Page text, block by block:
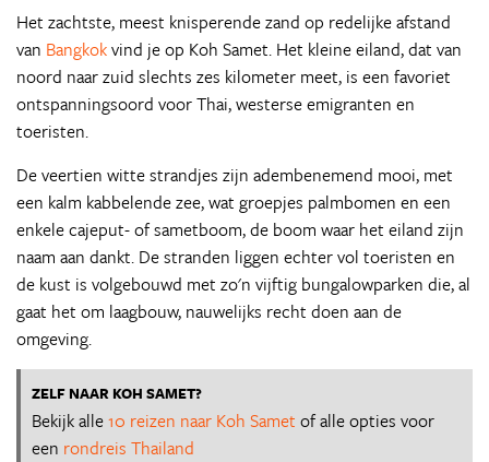
Het zachtste, meest knisperende zand op redelijke afstand
van Bangkokvind je op Koh Samet. Het kleine eiland, dat van
noord naar zuid slechts zes kilometer meet, is een favoriet
ontspanningsoord voor Thai, westerse emigranten en
toeristen.
De veertien witte strandjes zijn adembenemend mooi, met
een kalm kabbelende zee, wat groepjes palmbomen en een
enkele cajeput- of sametboom, de boom waar het eiland zijn
naam aan dankt. De stranden liggen echter vol toeristen en
de kust is volgebouwd met zo'n vijftig bungalowparken die, al
gaat het om laagbouw, nauwelijks recht doen aan de
omgeving.
ZELF NAAR KOH SAMET?
Bekijk alle10 reizen naar Koh Samet of alle opties voor
een rondreis Thailand